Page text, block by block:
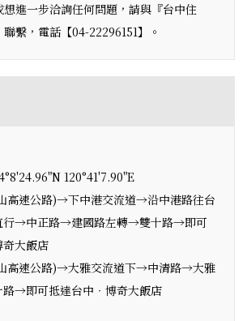
進一步洽詢任何問題，請與『台中住
繫，電話【04-22296151】。
120°41'7.90"E
高速公路)→下中港交流道→沿中港路往台
行→中正路→建國路左轉→雙十路→即可
大飯店
高速公路)→大雅交流道下→中清路→大雅
→即可抵達台中‧博奇大飯店